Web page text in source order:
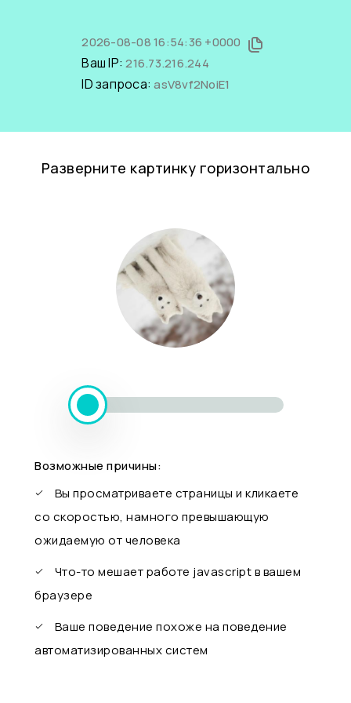
2026-08-08 16:54:36 +0000
Ваш IP:216.73.216.244
ID запроса:asV8vf2NoiE1
Разверните картинку горизонтально
Возможные причины:
Вы просматриваете страницы и кликаете
со скоростью, намного превышающую
ожидаемую от человека
Что-то мешает работе javascript в вашем
браузере
Ваше поведение похоже на поведение
автоматизированных систем